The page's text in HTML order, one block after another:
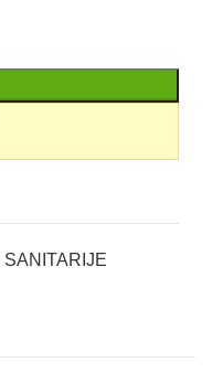
SANITARIJE